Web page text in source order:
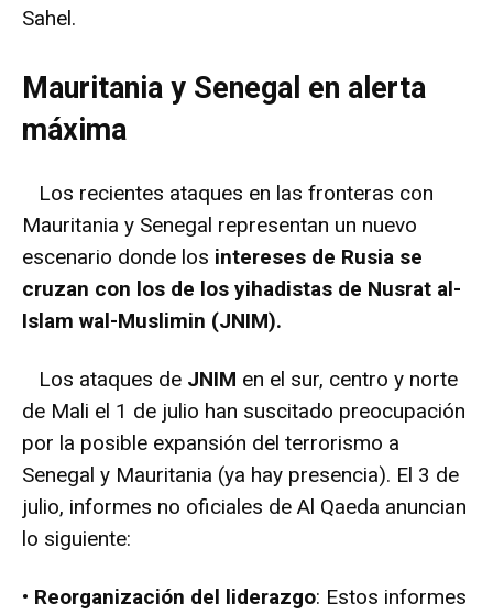
Sahel.
Mauritania y Senegal en alerta
máxima
Los recientes ataques en las fronteras con
Mauritania y Senegal representan un nuevo
escenario donde los intereses de Rusia se
cruzan con los de los yihadistas de Nusrat al-
Islam wal-Muslimin (JNIM).
Los ataques de JNIM en el sur, centro y norte
de Mali el 1 de julio han suscitado preocupación
por la posible expansión del terrorismo a
Senegal y Mauritania (ya hay presencia). El 3 de
julio, informes no oficiales de Al Qaeda anuncian
lo siguiente:
• Reorganización del liderazgo: Estos informes